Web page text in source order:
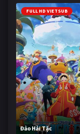
FULL HD VIETSUB
Đảo Hải Tặc